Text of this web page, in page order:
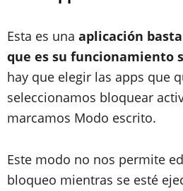
Esta es una aplicación
que es su funcionamiento
hay que elegir las apps que
seleccionamos bloquear
marcamos Modo escrito.
Este modo no nos permite
bloqueo mientras se esté